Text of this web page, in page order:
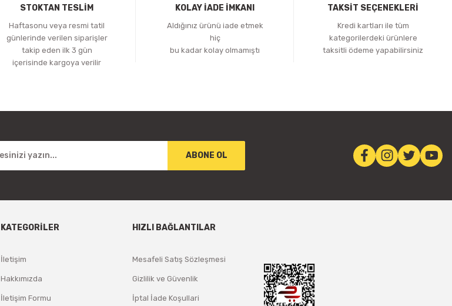
STOKTAN TESLİM
Haftasonu veya resmi tatil
günlerinde verilen siparişler
takip eden ilk 3 gün
içerisinde kargoya verilir
KOLAY İADE İMKANI
Aldığınız ürünü iade etmek
hiç
bu kadar kolay olmamıştı
TAKSİT SEÇENEKLERİ
Kredi kartları ile tüm
kategorilerdeki ürünlere
taksitli ödeme yapabilirsiniz
ABONE OL
KATEGORİLER
İletişim
Hakkımızda
İletişim Formu
HIZLI BAĞLANTILAR
Mesafeli Satış Sözleşmesi
Gizlilik ve Güvenlik
İptal İade Koşullari